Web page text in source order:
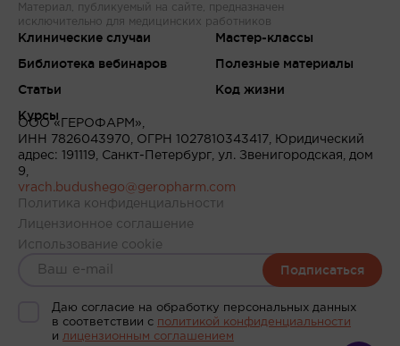
Материал, публикуемый на сайте, предназначен
исключительно для медицинских работников
Клинические случаи
Библиотека вебинаров
Статьи
Курсы
Мастер-классы
Полезные материалы
Код жизни
ООО «ГЕРОФАРМ»,
ИНН 7826043970, ОГРН 1027810343417, Юридический
адрес: 191119, Санкт-Петербург, ул. Звенигородская, дом
9,
vrach.budushego@geropharm.com
Политика конфиденциальности
Лицензионное соглашение
Использование cookie
Подписаться
Даю согласие на обработку персональных данных
в соответствии c политикой конфиденциальности
и лицензионным соглашением